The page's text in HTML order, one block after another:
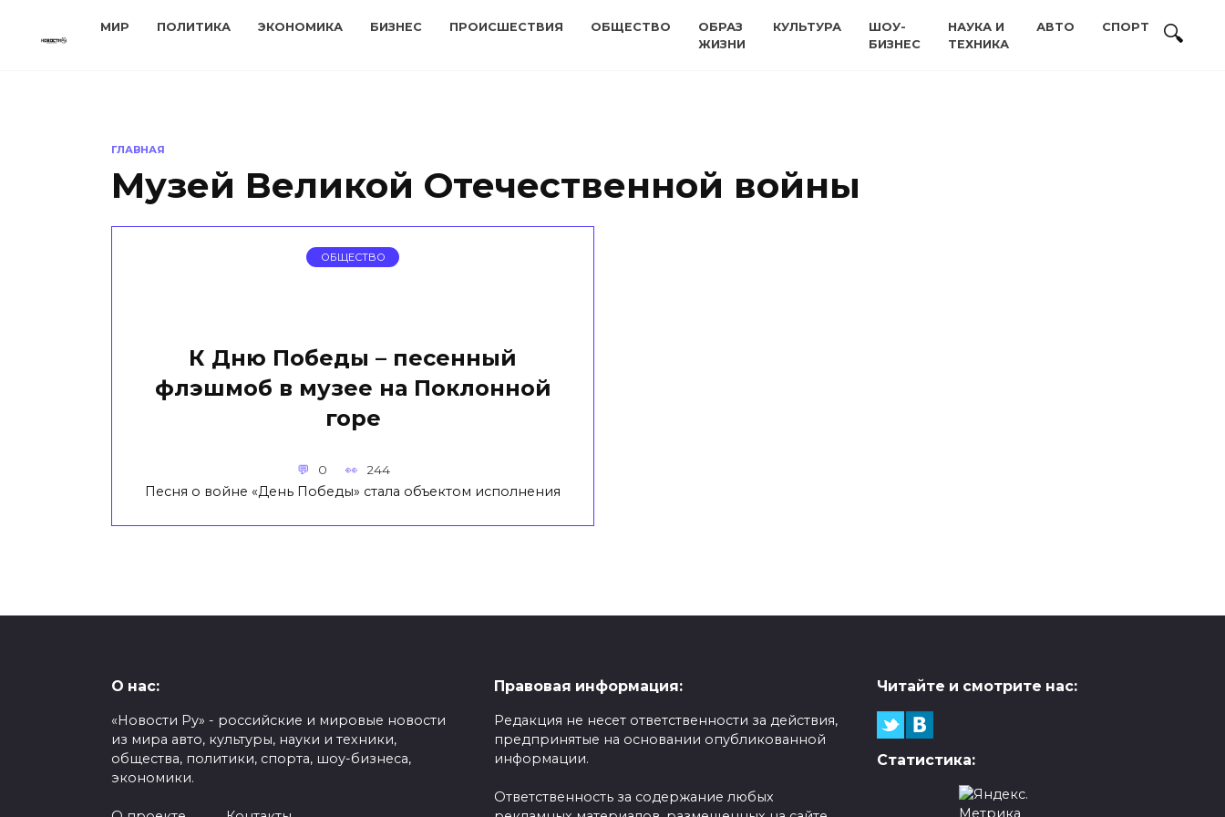
МИР ПОЛИТИКА ЭКОНОМИКА БИЗНЕС ПРОИСШЕСТВИЯ ОБЩЕСТВО
ОБРАЗ
ЖИЗНИ
КУЛЬТУРА
ШОУ-
БИЗНЕС
НАУКА И
ТЕХНИКА
АВТО СПОРТ
ГЛАВНАЯ
Музей Великой Отечественной войны
ОБЩЕСТВО
К Дню Победы – песенный
флэшмоб в музее на Поклонной
горе
0 244
Песня о войне «День Победы» стала объектом исполнения
О нас:
«Новости Ру» - российские и мировые новости
из мира авто, культуры, науки и техники,
общества, политики, спорта, шоу-бизнеса,
экономики.
Правовая информация:
Редакция не несет ответственности за действия,
предпринятые на основании опубликованной
информации.
Ответственность за содержание любых
Читайте и смотрите нас:
Статистика: